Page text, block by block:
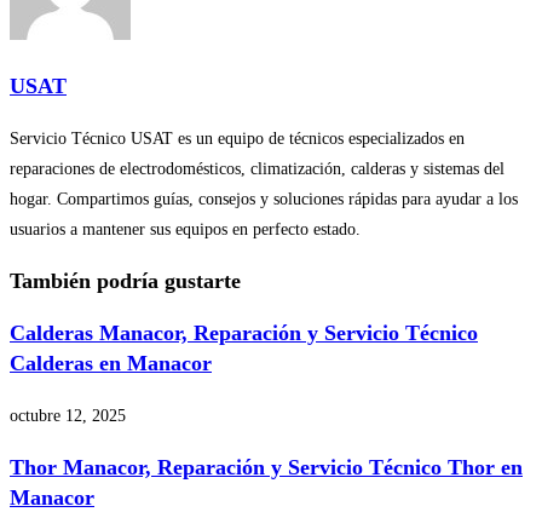
USAT
Servicio Técnico USAT es un equipo de técnicos especializados en
reparaciones de electrodomésticos, climatización, calderas y sistemas del
hogar. Compartimos guías, consejos y soluciones rápidas para ayudar a los
usuarios a mantener sus equipos en perfecto estado.
También podría gustarte
Calderas Manacor, Reparación y Servicio Técnico
Calderas en Manacor
octubre 12, 2025
Thor Manacor, Reparación y Servicio Técnico Thor en
Manacor